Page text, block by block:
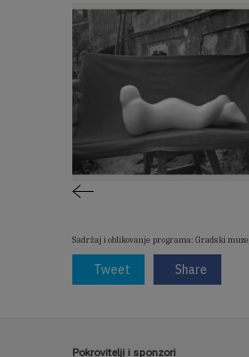
Sadržaj i oblikovanje programa: Gradski
Tweet Share
Pokrovitelji i sponzori